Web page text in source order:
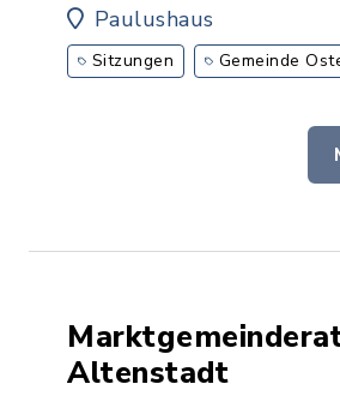
Paulushaus
Sitzungen Gemeinde
Altenstadt